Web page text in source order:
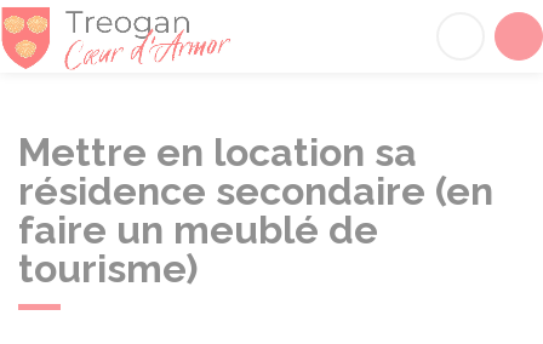
Mettre en location sa
résidence secondaire (en
faire un meublé de
tourisme)